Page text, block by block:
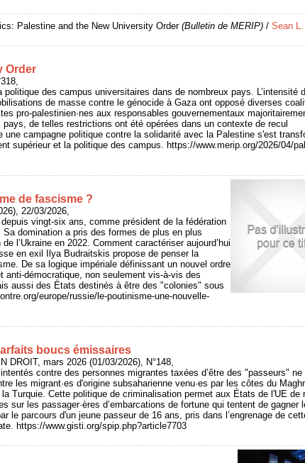
Palestine and the New University Order(Bulletin de MERIP) / Sean
Order
des campus universitaires dans de nombreux pays. L’intensité
de masse contre le génocide à Gaza ont opposé diverses
pro-palestinien·nes aux responsables gouvernementaux
de telles restrictions ont été opérées dans un contexte de recul
campagne politique contre la solidarité avec la Palestine s'est
supérieur et la politique des campus. https://www.merip.org/2026/04/
de fascisme ?
22/03/2026,
vingt-six ans, comme président de la fédération
domination a pris des formes de plus en plus
l’Ukraine en 2022. Comment caractériser aujourd’hui
en exil Ilya Budraitskis propose de penser la
De sa logique impériale définissant un nouvel ordre
anti-démocratique, non seulement vis-à-vis des
aussi des États destinés à être des "colonies" sous
europe/russie/le-poutinisme-une-nouvelle-
boucs émissaires
DROIT, mars 2026 (01/03/2026), N°148,
contre des personnes migrantes taxées d’être des "passeurs"
les migrant·es d'origine subsaharienne venu·es par les côtes du
Turquie. Cette politique de criminalisation permet aux États de l'UE de
sur les passager·ères d’embarcations de fortune qui tentent de gagner
le parcours d'un jeune passeur de 16 ans, pris dans l’engrenage de
https://www.gisti.org/spip.php?article7703